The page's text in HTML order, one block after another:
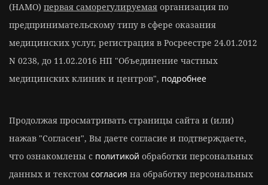
(НАМО) первая саморегулируемая организация по
предпринимательскому типу в сфере оказания
медицинских услуг, регистрация в Росреестре 24.01.2012
N 0238, до 11.02.2016 НП "Объединение частных
медицинских клиник и центров", подробнее
Продолжая просматривать страницы сайта и (или)
нажав "Согласен", Вы даете согласие и подтверждаете,
что ознакомлены с политикой обработки персональных
данных и текстом согласия на обработку персональных